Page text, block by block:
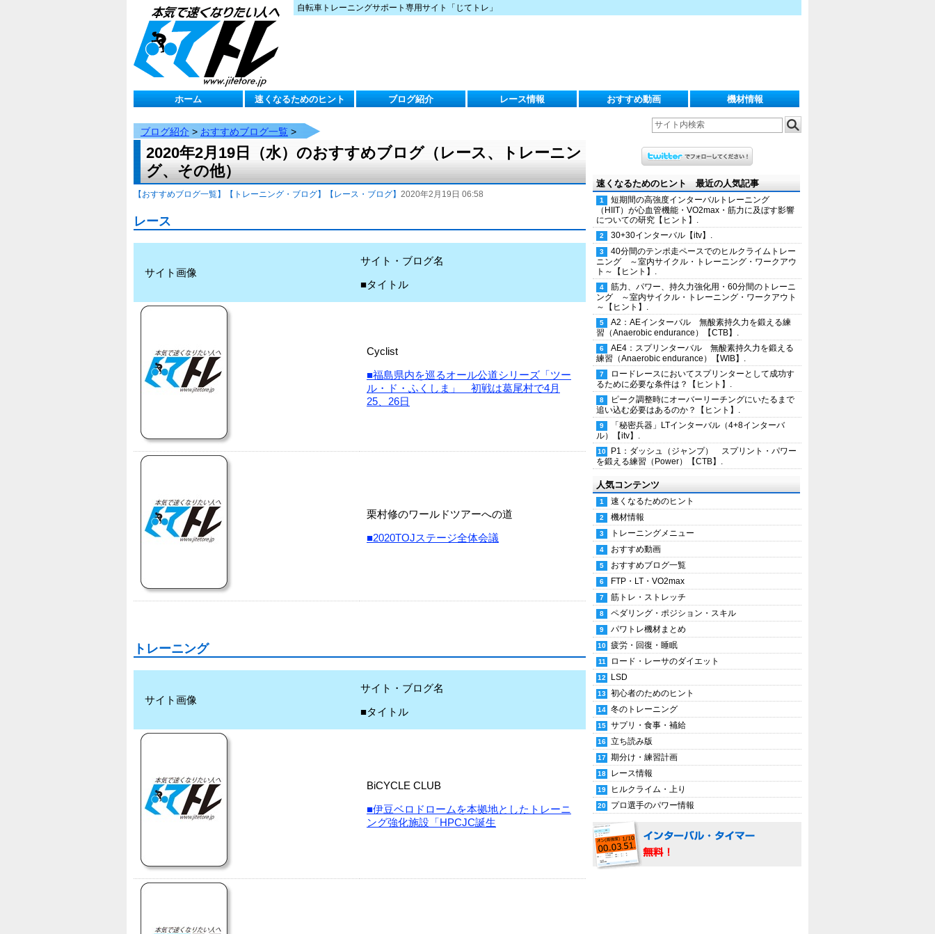
自転車トレーニングサポート専用サイト「じてトレ」
ホーム 速くなるためのヒント ブログ紹介 レース情報 おすすめ動画 機材情報
ブログ紹介 > おすすめブログ一覧 >
2020年2月19日（水）のおすすめブログ（レース、トレーニン
グ、その他）
【おすすめブログ一覧】 【トレーニング・ブログ】 【レース・ブログ】 2020年2月19日 06:58
レース
サイト画像
サイト・ブログ名
■タイトル
Cyclist
■福島県内を巡るオール公道シリーズ「ツー
ル・ド・ふくしま」 初戦は葛尾村で4月
25、26日
栗村修のワールドツアーへの道
■2020TOJステージ全体会議
トレーニング
サイト画像
サイト・ブログ名
■タイトル
BiCYCLE CLUB
■伊豆ベロドロームを本拠地としたトレーニ
ング強化施設「HPCJC誕生
速くなるためのヒント 最近の人気記事
短期間の高強度インターバルトレーニング
（HIIT）が心血管機能・VO2max・筋力に及ぼす影響
についての研究【ヒント】.
30+30インターバル【itv】.
40分間のテンポ走ペースでのヒルクライムトレー
ニング ～室内サイクル・トレーニング・ワークアウ
ト～【ヒント】.
筋力、パワー、持久力強化用・60分間のトレーニ
ング ～室内サイクル・トレーニング・ワークアウト
～【ヒント】.
A2：AEインターバル 無酸素持久力を鍛える練
習（Anaerobic endurance）【CTB】.
AE4：スプリンターバル 無酸素持久力を鍛える
練習（Anaerobic endurance）【WIB】.
ロードレースにおいてスプリンターとして成功す
るために必要な条件は？【ヒント】.
ピーク調整時にオーバーリーチングにいたるまで
追い込む必要はあるのか？【ヒント】.
「秘密兵器」LTインターバル（4+8インターバ
ル）【itv】.
P1：ダッシュ（ジャンプ） スプリント・パワー
を鍛える練習（Power）【CTB】.
人気コンテンツ
速くなるためのヒント
機材情報
トレーニングメニュー
おすすめ動画
おすすめブログ一覧
FTP・LT・VO2max
筋トレ・ストレッチ
ペダリング・ポジション・スキル
パワトレ機材まとめ
疲労・回復・睡眠
ロード・レーサのダイエット
LSD
初心者のためのヒント
冬のトレーニング
サプリ・食事・補給
立ち読み版
期分け・練習計画
レース情報
ヒルクライム・上り
プロ選手のパワー情報